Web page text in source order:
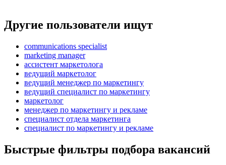
Другие пользователи ищут
communications specialist
marketing manager
ассистент маркетолога
ведущий маркетолог
ведущий менеджер по маркетингу
ведущий специалист по маркетингу
маркетолог
менеджер по маркетингу и рекламе
специалист отдела маркетинга
специалист по маркетингу и рекламе
Быстрые фильтры подбора вакансий